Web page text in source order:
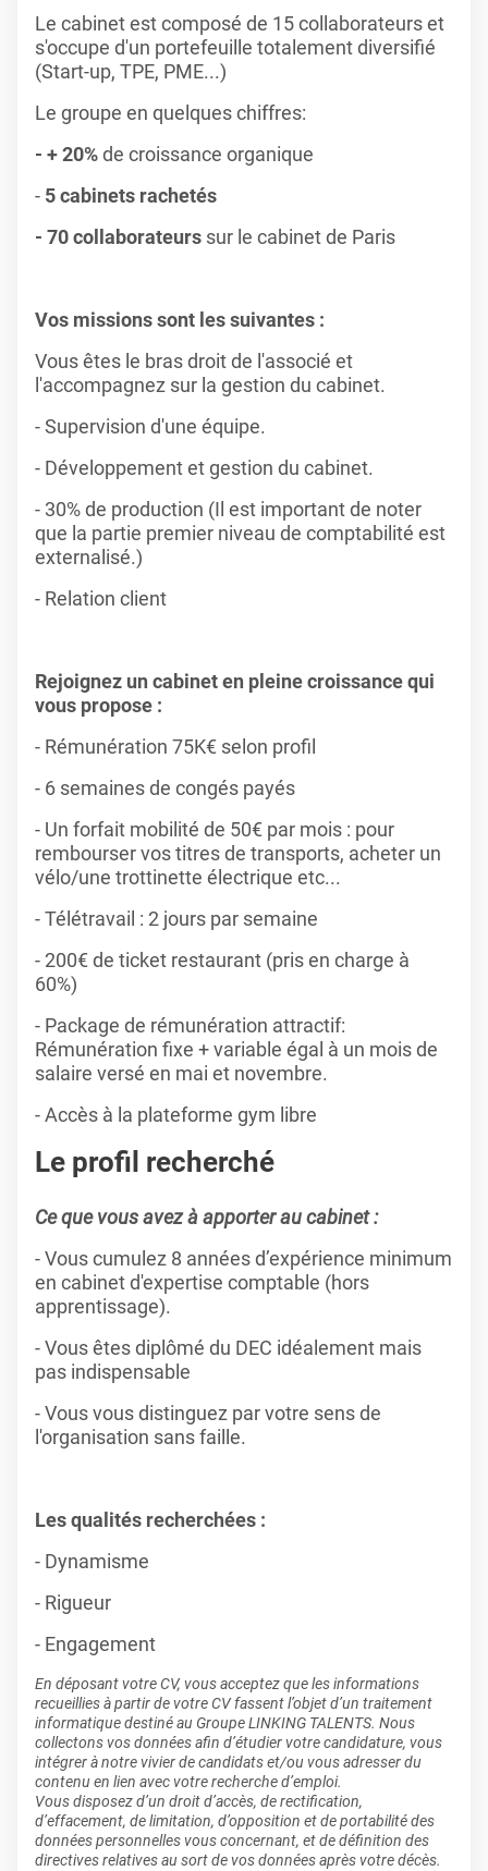
Le cabinet est composé de 15 collaborateurs et
s'occupe d'un portefeuille totalement diversifié
(Start-up, TPE, PME...)
Le groupe en quelques chiffres:
- + 20%de croissance organique
- 5 cabinets rachetés
- 70 collaborateurs sur le cabinet de Paris
Vos missions sont les suivantes :
Vous êtes le bras droit de l'associé et
l'accompagnez sur la gestion du cabinet.
- Supervision d'une équipe.
- Développement et gestion du cabinet.
- 30% de production (Il est important de noter
que la partie premier niveau de comptabilité est
externalisé.)
- Relation client
Rejoignez un cabinet en pleine croissance qui
vous propose :
- Rémunération 75K€ selon profil
- 6 semaines de congés payés
- Un forfait mobilité de 50€ par mois : pour
rembourser vos titres de transports, acheter un
vélo/une trottinette électrique etc...
- Télétravail : 2 jours par semaine
- 200€ de ticket restaurant (pris en charge à
60%)
- Package de rémunération attractif:
Rémunération fixe + variable égal à un mois de
salaire versé en mai et novembre.
- Accès à la plateforme gym libre
Le profil recherché
Ce que vous avez à apporter au cabinet :
- Vous cumulez 8 années d’expérience minimum
en cabinet d'expertise comptable (hors
apprentissage).
- Vous êtes diplômé du DEC idéalement mais
pas indispensable
- Vous vous distinguez par votre sens de
l'organisation sans faille.
Les qualités recherchées :
- Dynamisme
- Rigueur
- Engagement
En déposant votre CV, vous acceptez que les informations
recueillies à partir de votre CV fassent l’objet d’un traitement
informatique destiné au Groupe LINKING TALENTS. Nous
collectons vos données afin d’étudier votre candidature, vous
intégrer à notre vivier de candidats et/ou vous adresser du
contenu en lien avec votre recherche d’emploi.
Vous disposez d’un droit d’accès, de rectification,
d’effacement, de limitation, d’opposition et de portabilité des
données personnelles vous concernant, et de définition des
directives relatives au sort de vos données après votre décès.